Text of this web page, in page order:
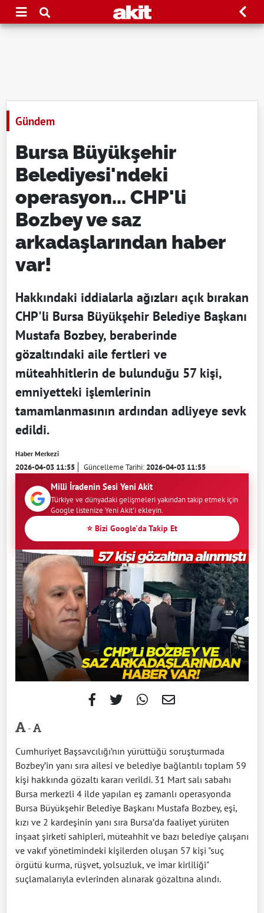
Gündem
Bursa Büyükşehir
Belediyesi'ndeki
operasyon... CHP'li
Bozbey ve saz
arkadaşlarından haber
var!
Hakkındaki iddialarla ağızları açık bırakan
CHP'li Bursa Büyükşehir Belediye Başkanı
Mustafa Bozbey, beraberinde
gözaltındaki aile fertleri ve
müteahhitlerin de bulunduğu 57 kişi,
emniyetteki işlemlerinin
tamamlanmasının ardından adliyeye sevk
edildi.
Haber Merkezi
2026-04-03 11:55 Güncelleme Tarihi:2026-04-03 11:55
Milli İradenin Sesi Yeni Akit
Türkiye ve dünyadaki gelişmeleri yakından takip etmek için
Google listenize Yeni Akit'i ekleyin.
⭐ Bizi Google'da Takip Et
-
Cumhuriyet Başsavcılığı’nın yürüttüğü soruşturmada
Bozbey’in yanı sıra ailesi ve belediye bağlantılı toplam 59
kişi hakkında gözaltı kararı verildi. 31 Mart salı sabahı
Bursa merkezli 4 ilde yapılan eş zamanlı operasyonda
Bursa Büyükşehir Belediye Başkanı Mustafa Bozbey, eşi,
kızı ve 2 kardeşinin yanı sıra Bursa’da faaliyet yürüten
inşaat şirketi sahipleri, müteahhit ve bazı belediye çalışanı
ve vakıf yönetimindeki kişilerden oluşan 57 kişi "suç
örgütü kurma, rüşvet, yolsuzluk, ve imar kirliliği"
suçlamalarıyla evlerinden alınarak gözaltına alındı.